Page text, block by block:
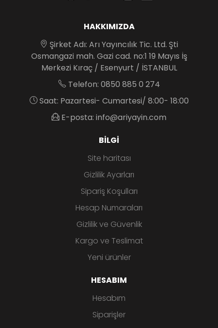
HAKKIMIZDA
Şirket Adı: Arı Yayıncılık Tic. Ltd. Şti
Osmangazi mah. Gazi cad. no:1 19 Mayıs İş
Merkezi Kıraç / Esenyurt / İSTANBUL
Telefon: 0850 885 0 274
Saat: Pazartesi- Cumartesi/ 8:00- 18:00
E-posta: info@ariyayin.com
BILGI
Site haritası
Gizlilik Ayarları
Sipariş Koşulları
Hesap Numaraları
Gizlilik ve Güvenlik
Kargo ve Teslimat
Yeni ürünler
HESABIM
Hesabım
Siparişler